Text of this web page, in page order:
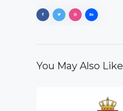
You May Also Like